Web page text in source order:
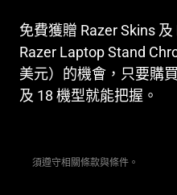
免費獲贈 Razer Skins 及
Razer Laptop Stand
美元）的機會，只要購
及 18 機型就能把握 。
須遵守相關條款與條件。